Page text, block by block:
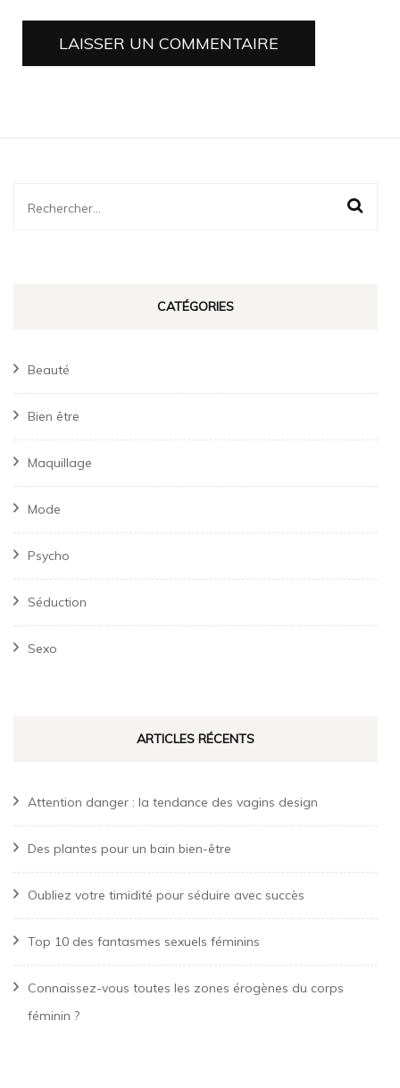
Rechercher :
CATÉGORIES
Beauté
Bien être
Maquillage
Mode
Psycho
Séduction
Sexo
ARTICLES RÉCENTS
Attention danger : la tendance des vagins design
Des plantes pour un bain bien-être
Oubliez votre timidité pour séduire avec succès
Top 10 des fantasmes sexuels féminins
Connaissez-vous toutes les zones érogènes du corps
féminin ?